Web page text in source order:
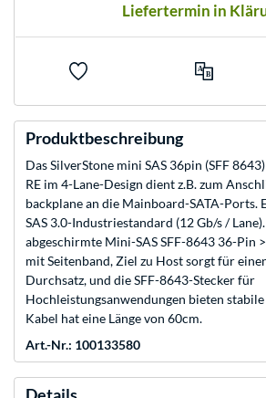
Liefertermin in
Produktbeschreibung
Das SilverStone mini SAS 36pin (SFF
RE im 4-Lane-Design dient z.B. zum
backplane an die Mainboard-SATA-Ports.
SAS 3.0-Industriestandard (12 Gb/s /
abgeschirmte Mini-SAS SFF-8643 36-Pin
mit Seitenband, Ziel zu Host sorgt für
Durchsatz, und die SFF-8643-Stecker für
Hochleistungsanwendungen bieten
Kabel hat eine Länge von 60cm.
Art.-Nr.: 100133580